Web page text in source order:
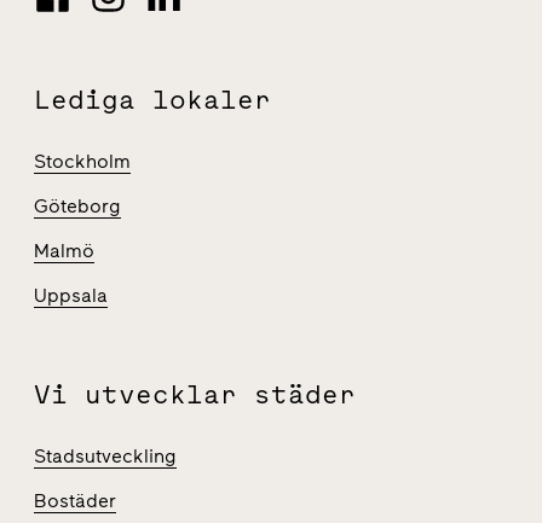
Lediga lokaler
Stockholm
Göteborg
Malmö
Uppsala
Vi utvecklar städer
Stadsutveckling
Bostäder